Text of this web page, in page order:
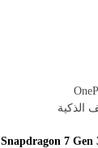
الذكية
Snapdragon 7 Gen